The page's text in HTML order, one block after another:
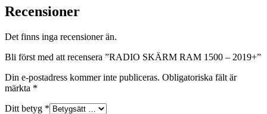
Recensioner
Det finns inga recensioner än.
Bli först med att recensera ”RADIO SKÄRM RAM 1500 – 2019+”
Din e-postadress kommer inte publiceras. Obligatoriska fält är
märkta *
Ditt betyg *